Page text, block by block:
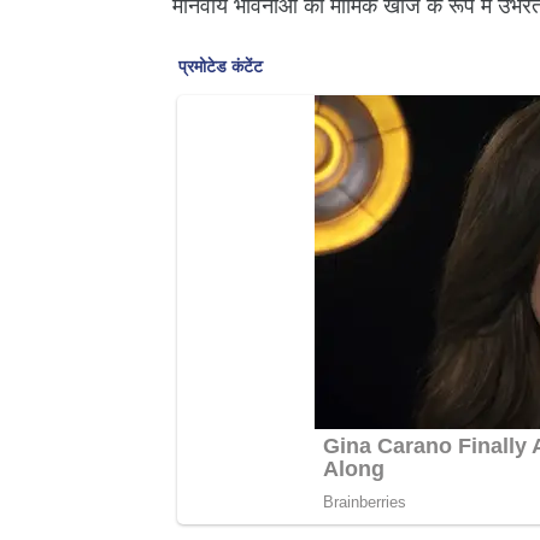
मानवीय भावनाओं की मार्मिक खोज के रूप में